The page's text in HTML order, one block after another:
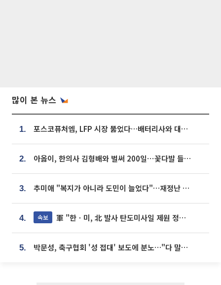
많이 본 뉴스
1. 포스코퓨처엠, LFP 시장 뚫었다…배터리사와 대규모 장기 공급 합의
2. 아옳이, 한의사 김형배와 벌써 200일⋯꽃다발 들고 "프러포즈 아냐"
3. 추미애 "복지가 아니라 도민이 늘었다"…재정난 책임론 정면돌파
4. 속보 軍 "한ㆍ미, 北 발사 탄도미사일 제원 정밀분석 중"
5. 박문성, 축구협회 '성 접대' 보도에 분노…"다 말아먹으려고 작정했나"